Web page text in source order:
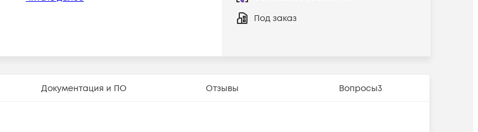
Под заказ
Документация и ПО Отзывы Вопросы3